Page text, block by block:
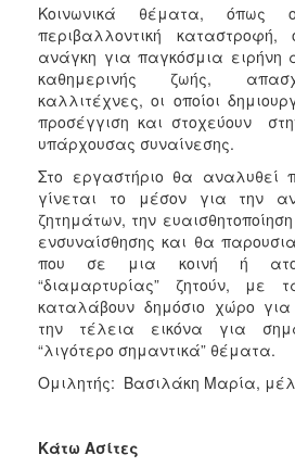
Κοινωνικά θέματα, όπως
περιβαλλοντική
ανάγκη για παγκόσμια ειρήνη
καθημερινής ζωής,
καλλιτέχνες, οι οποίοι
προσέγγιση και στοχεύουν
υπάρχουσας συναίνεσης.
Στο εργαστήριο θα
γίνεται το μέσον για την
ζητημάτων, την
ενσυναίσθησης και θα
που σε μια κοινή ή
“διαμαρτυρίας” ζητούν,
καταλάβουν δημόσιο χώρο
την τέλεια εικόνα για
“λιγότερο σημαντικά” θέματα.
Ομιλητής: Βασιλάκη Μαρία,
Κάτω Ασίτες